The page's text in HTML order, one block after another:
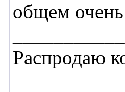
общем очень
Распродаю